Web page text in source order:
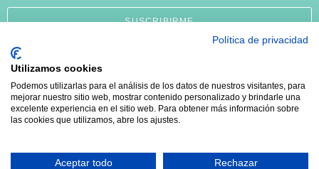
SUSCRIBIRME
Aviso legal Política de privacidad
© 2021 Todos los derechos reservados Mariló Martín
Política de privacidad
Utilizamos cookies
Podemos utilizarlas para el análisis de los datos de nuestros visitantes, para
mejorar nuestro sitio web, mostrar contenido personalizado y brindarle una
excelente experiencia en el sitio web. Para obtener más información sobre
las cookies que utilizamos, abre los ajustes.
Aceptar todo Rechazar